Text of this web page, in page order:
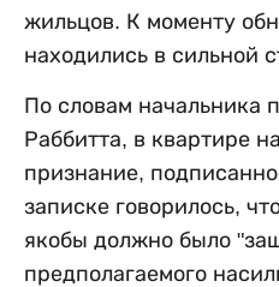
жильцов. К моменту
находились в сильной
По словам начальника
Раббитта, в квартире
признание,
записке говорилось,
якобы должно было
предполагаемого